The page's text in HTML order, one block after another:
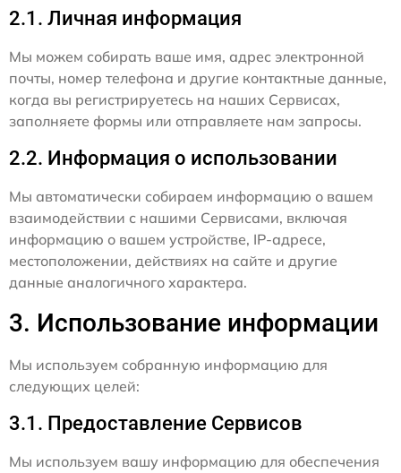
2.1. Личная информация
Мы можем собирать ваше имя, адрес электронной
почты, номер телефона и другие контактные данные,
когда вы регистрируетесь на наших Сервисах,
заполняете формы или отправляете нам запросы.
2.2. Информация о использовании
Мы автоматически собираем информацию о вашем
взаимодействии с нашими Сервисами, включая
информацию о вашем устройстве, IP-адресе,
местоположении, действиях на сайте и другие
данные аналогичного характера.
3. Использование информации
Мы используем собранную информацию для
следующих целей:
3.1. Предоставление Сервисов
Мы используем вашу информацию для обеспечения